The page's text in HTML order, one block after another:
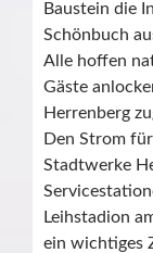
Baustein die
Schönbuch
Alle hoffen
Gäste
Herrenberg
Den Strom
Stadtwerke
Leihstadion
ein wichtiges